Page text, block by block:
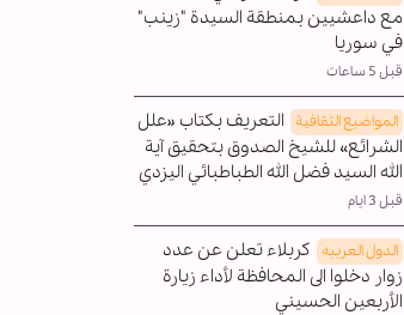
مع داعشيين بمنطقة السيدة "زينب"
في سوريا
قبل 5 ساعات
المواضیع الثقافية التعريف بكتاب «علل
الشرائع» للشيخ الصدوق بتحقيق آية
الله السيد فضل الله الطباطبائي اليزدي
قبل 3 ايام
الدول العربیه كربلاء تعلن عن عدد
زوار دخلوا الى المحافظة لأداء زيارة
الأربعين الحسيني